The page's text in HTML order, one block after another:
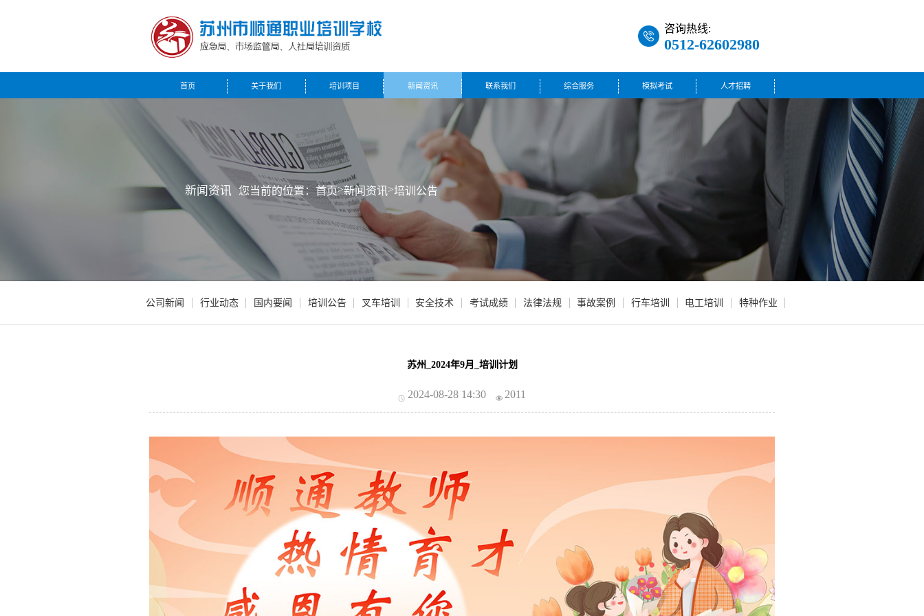
咨询热线:
0512-62602980
首页 关于我们 培训项目 新闻资讯 联系我们 综合服务 模拟考试 人才招聘
新闻资讯 您当前的位置：首页>新闻资讯>培训公告
公司新闻 行业动态 国内要闻 培训公告 叉车培训 安全技术 考试成绩 法律法规 事故案例 行车培训 电工培训 特种作业
苏州_2024年9月_培训计划
2024-08-28 14:30 2011